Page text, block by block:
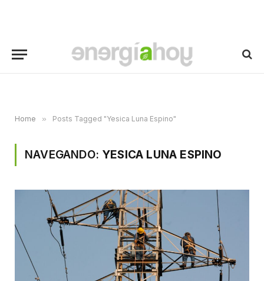
Home » Posts Tagged "Yesica Luna Espino"
NAVEGANDO: YESICA LUNA ESPINO